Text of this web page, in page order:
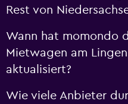
Rest von
Wann hat momondo
Mietwagen am
aktualisiert?
Wie viele Anbieter